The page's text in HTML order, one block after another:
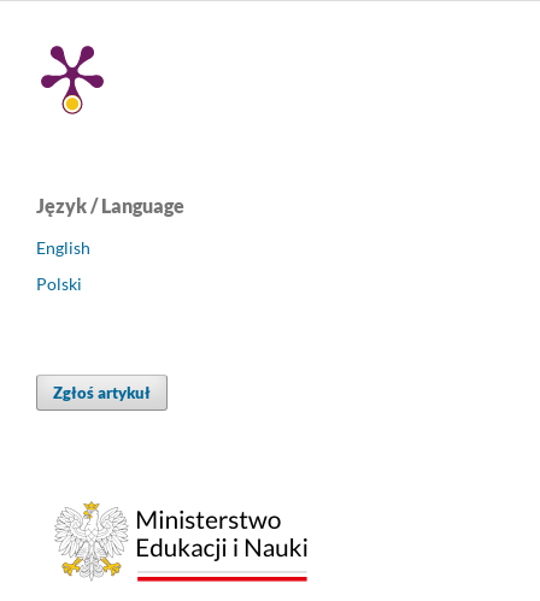
Język / Language
English
Polski
Zgłoś artykuł